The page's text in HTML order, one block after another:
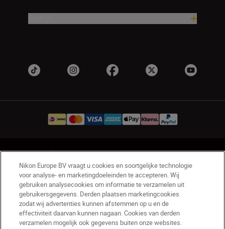
NL Nikon Sites
Contact opnemen
Privacyverklaring
Gebruiksvoorwaarden
Nikon Store - Algemene voorwaarden
Cookieverklaring
Toegankelijkheid
Cookie-instellingen
© 2026 Nikon
Nikon Europe BV vraagt u cookies en soortgelijke technologie
voor analyse- en marketingdoeleinden te accepteren. Wij
gebruiken analysecookies om informatie te verzamelen uit
gebruikersgegevens. Derden plaatsen marketingcookies
zodat wij advertenties kunnen afstemmen op u en de
effectiviteit daarvan kunnen nagaan. Cookies van derden
verzamelen mogelijk ook gegevens buiten onze websites.